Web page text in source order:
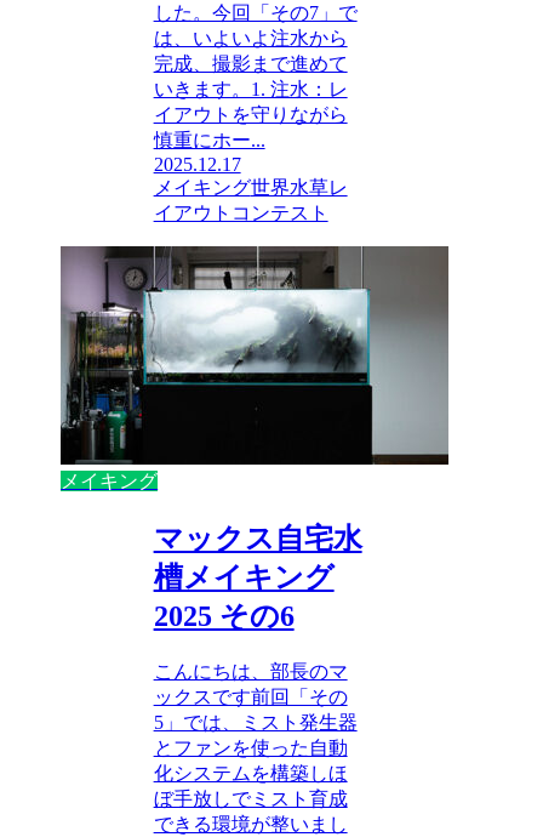
した。今回「その7」で
は、いよいよ注水から
完成、撮影まで進めて
いきます。1. 注水：レ
イアウトを守りながら
慎重にホー...
2025.12.17
メイキング世界水草レ
イアウトコンテスト
メイキング
マックス自宅水
槽メイキング
2025 その6
こんにちは、部長のマ
ックスです前回「その
5」では、ミスト発生器
とファンを使った自動
化システムを構築しほ
ぼ手放しでミスト育成
できる環境が整いまし